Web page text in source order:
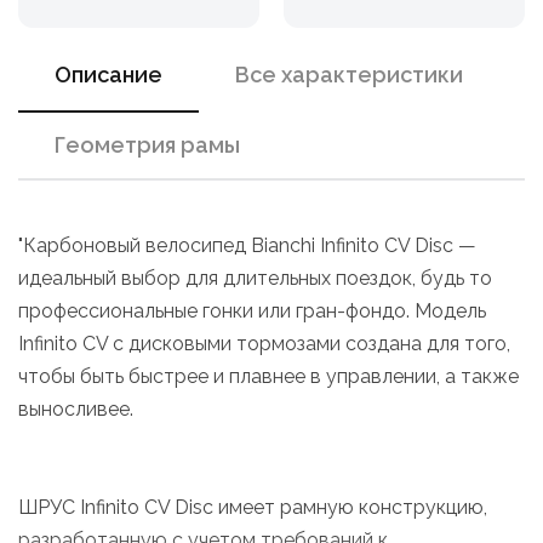
Описание Все характеристики
Геометрия рамы
"Карбоновый велосипед Bianchi Infinito CV Disc —
идеальный выбор для длительных поездок, будь то
профессиональные гонки или гран-фондо. Модель
Infinito CV с дисковыми тормозами создана для того,
чтобы быть быстрее и плавнее в управлении, а также
выносливее.
ШРУС Infinito CV Disc имеет рамную конструкцию,